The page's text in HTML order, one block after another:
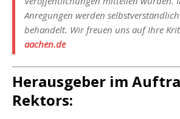
Anregungen werden
behandelt. Wir freuen uns auf Ihre
aachen.de
Herausgeber im
Rektors: